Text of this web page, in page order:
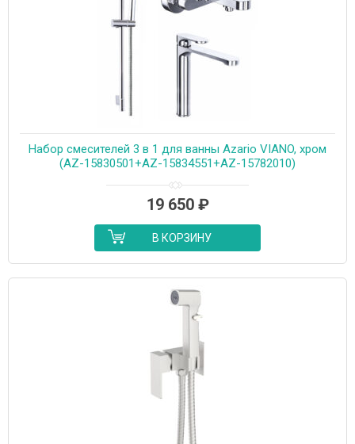
Набор смесителей 3 в 1 для ванны Azario VIANO, хром
(AZ-15830501+AZ-15834551+AZ-15782010)
19 650 ₽
В КОРЗИНУ